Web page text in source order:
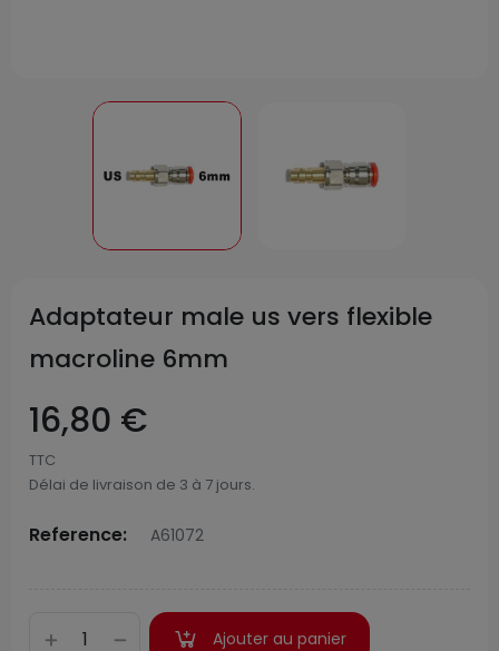
Adaptateur male us vers flexible
macroline 6mm
16,80 €
TTC
Délai de livraison de 3 à 7 jours.
Reference: A61072
Ajouter au panier